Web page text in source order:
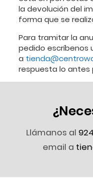
la devolución del
forma que se
Para tramitar la
pedido escríbenos
a
respuesta lo antes
Llámanos al
email a